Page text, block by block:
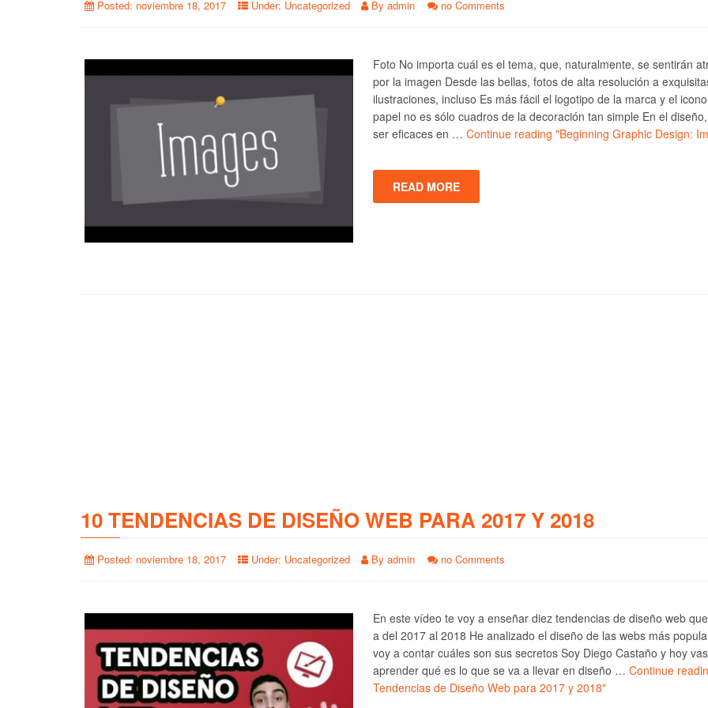
Posted: noviembre 18, 2017 Under: Uncategorized By admin no Comments
Foto No importa cuál es el tema, que, naturalmente, se sentirán
por la imagen Desde las bellas, fotos de alta resolución a
ilustraciones, incluso Es más fácil el logotipo de la marca y el
papel no es sólo cuadros de la decoración tan simple En el
ser eficaces en … Continue reading "Beginning Graphic Design:
READ MORE
10 TENDENCIAS DE DISEÑO WEB PARA 2017 Y 2018
Posted: noviembre 18, 2017 Under: Uncategorized By admin no Comments
En este vídeo te voy a enseñar diez tendencias de diseño web
a del 2017 al 2018 He analizado el diseño de las webs más
voy a contar cuáles son sus secretos Soy Diego Castaño y hoy
aprender qué es lo que se va a llevar en diseño … Continue
Tendencias de Diseño Web para 2017 y 2018"